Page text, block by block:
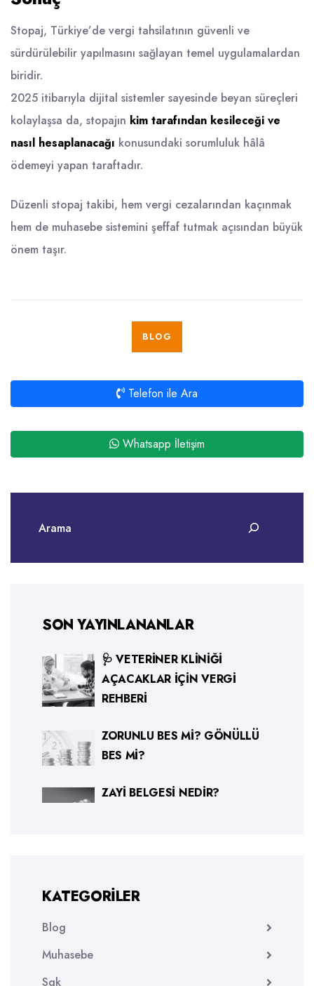
Stopaj, Türkiye’de vergi tahsilatının güvenli ve
sürdürülebilir yapılmasını sağlayan temel uygulamalardan
biridir.
2025 itibarıyla dijital sistemler sayesinde beyan süreçleri
kolaylaşsa da, stopajın kim tarafından kesileceği ve
nasıl hesaplanacağı konusundaki sorumluluk hâlâ
ödemeyi yapan taraftadır.
Düzenli stopaj takibi, hem vergi cezalarından kaçınmak
hem de muhasebe sistemini şeffaf tutmak açısından büyük
önem taşır.
BLOG
Telefon ile Ara
Whatsapp İletişim
SON YAYINLANANLAR
🩺 VETERINER KLINIĞI
AÇACAKLAR İÇIN VERGI
REHBERI
ZORUNLU BES MI? GÖNÜLLÜ
BES MI?
ZAYI BELGESI NEDIR?
KATEGORILER
Blog
Muhasebe
Sgk